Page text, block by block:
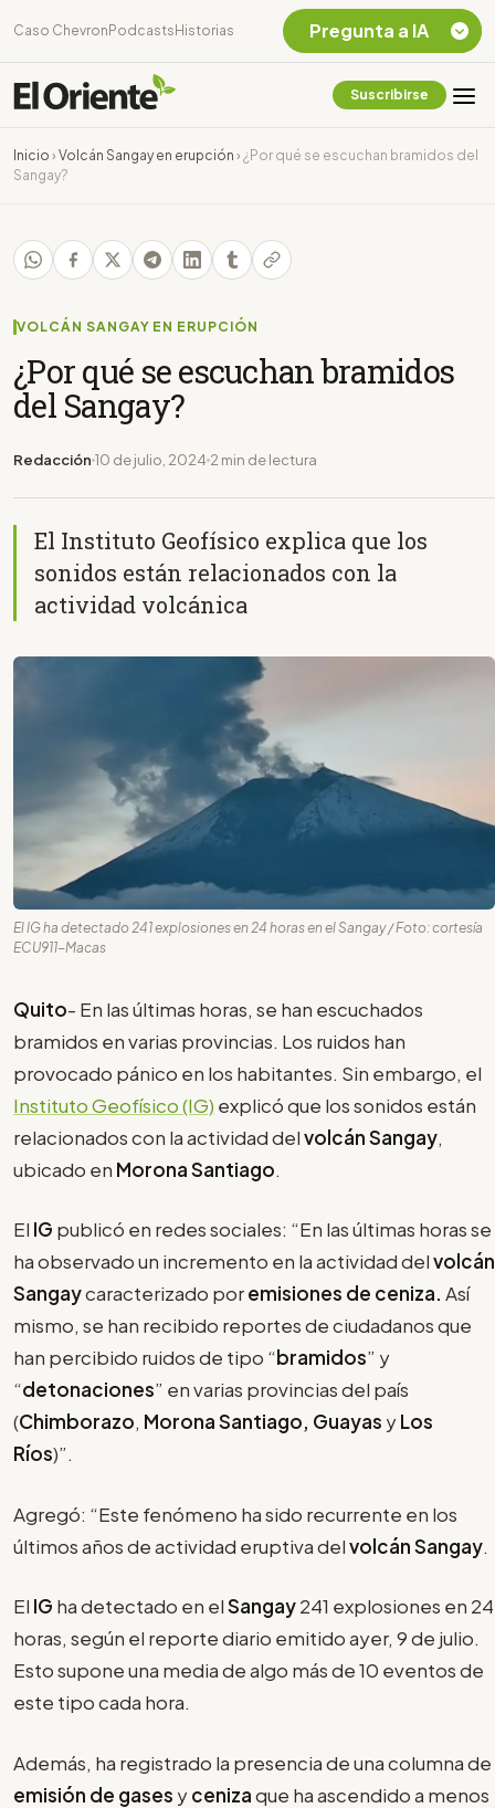
Caso Chevron Podcasts Historias
Suscribirse
Inicio › Volcán Sangay en erupción › ¿Por qué se escuchan bramidos del
Sangay?
VOLCÁN SANGAY EN ERUPCIÓN
¿Por qué se escuchan bramidos
del Sangay?
Redacción 10 de julio, 2024 2 min de lectura
El Instituto Geofísico explica que los
sonidos están relacionados con la
actividad volcánica
El IG ha detectado 241 explosiones en 24 horas en el Sangay / Foto: cortesía
ECU911-Macas
Quito- En las últimas horas, se han escuchados
bramidos en varias provincias. Los ruidos han
provocado pánico en los habitantes. Sin embargo, el
Instituto Geofísico (IG) explicó que los sonidos están
relacionados con la actividad delvolcán Sangay,
ubicado en Morona Santiago.
El IG publicó en redes sociales: “En las últimas horas se
ha observado un incremento en la actividad delvolcán
Sangaycaracterizado poremisiones de ceniza. Así
mismo, se han recibido reportes de ciudadanos que
han percibido ruidos de tipo “bramidos” y
“detonaciones” en varias provincias del país
(Chimborazo, Morona Santiago, Guayas yLos
Ríos)”.
Agregó: “Este fenómeno ha sido recurrente en los
últimos años de actividad eruptiva delvolcán Sangay.
El IG ha detectado en elSangay241 explosiones en 24
horas, según el reporte diario emitido ayer, 9 de julio.
Esto supone una media de algo más de 10 eventos de
este tipo cada hora.
Además, ha registrado la presencia de una columna de
emisión de gases ycenizaque ha ascendido a menos
Pregunta a IA
Chevron Ecuador